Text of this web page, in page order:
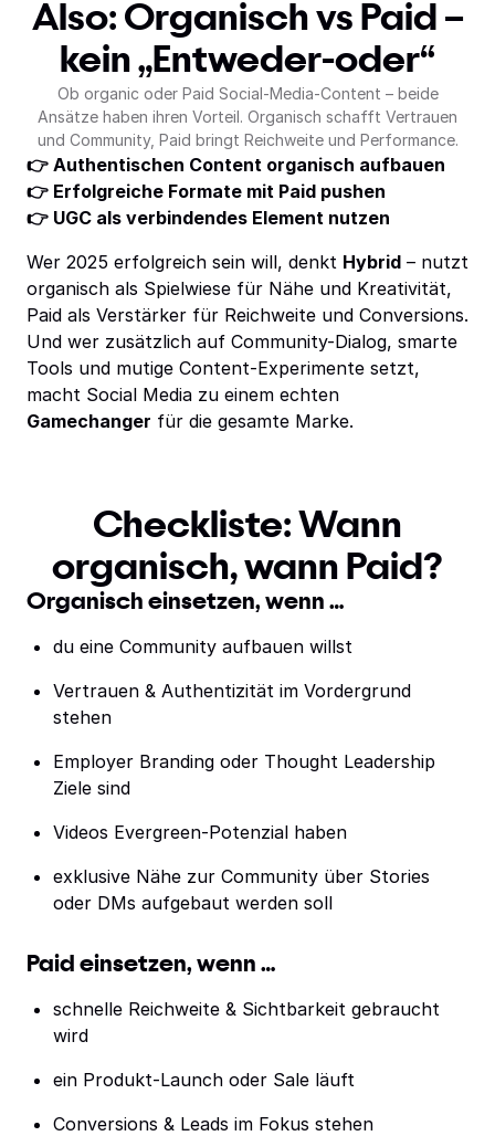
Also: Organisch vs Paid –
kein „Entweder-oder“
Ob organic oder Paid Social-Media-Content – beide
Ansätze haben ihren Vorteil. Organisch schafft Vertrauen
und Community, Paid bringt Reichweite und Performance.
👉 Authentischen Content organisch aufbauen
👉 Erfolgreiche Formate mit Paid pushen
👉 UGC als verbindendes Element nutzen
Wer 2025 erfolgreich sein will, denkt Hybrid – nutzt
organisch als Spielwiese für Nähe und Kreativität,
Paid als Verstärker für Reichweite und Conversions.
Und wer zusätzlich auf Community-Dialog, smarte
Tools und mutige Content-Experimente setzt,
macht Social Media zu einem echten
Gamechanger für die gesamte Marke.
Checkliste: Wann
organisch, wann Paid?
Organisch einsetzen, wenn …
du eine Community aufbauen willst
Vertrauen & Authentizität im Vordergrund
stehen
Employer Branding oder Thought Leadership
Ziele sind
Videos Evergreen-Potenzial haben
exklusive Nähe zur Community über Stories
oder DMs aufgebaut werden soll
Paid einsetzen, wenn …
schnelle Reichweite & Sichtbarkeit gebraucht
wird
ein Produkt-Launch oder Sale läuft
Conversions & Leads im Fokus stehen